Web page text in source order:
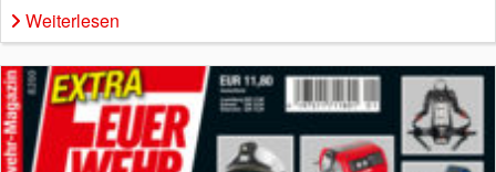
Weiterlesen